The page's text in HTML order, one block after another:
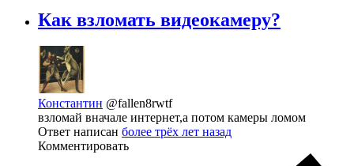
Как взломать видеокамеру?
Константин @fallen8rwtf
взломай вначале интернет,а потом камеры ломом
Ответ написан более трёх лет назад
Комментировать